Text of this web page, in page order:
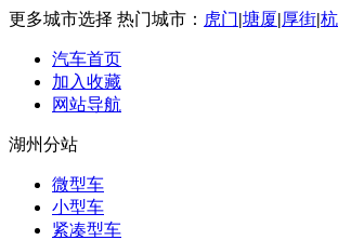
更多城市选择 热门城市： 虎门|塘厦|厚街|
汽车首页
加入收藏
网站导航
湖州分站
微型车
小型车
紧凑型车